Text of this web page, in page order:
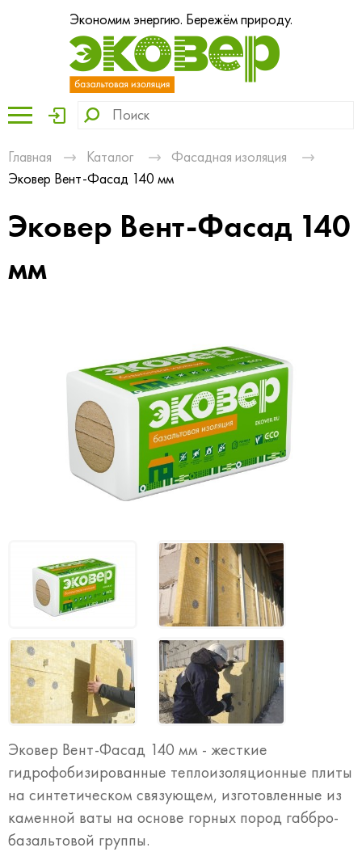
Экономим энергию. Бережём природу.
Главная Каталог
Фасадная изоляция
Эковер Вент-Фасад 140 мм
Эковер Вент-Фасад 140
мм
Эковер Вент-Фасад 140 мм - жесткие
гидрофобизированные теплоизоляционные плиты
на синтетическом связующем, изготовленные из
каменной ваты на основе горных пород габбро-
базальтовой группы.